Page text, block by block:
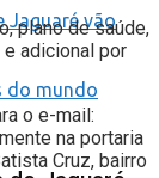
plano de saúde,
adicional por
o e-mail:
na portaria
Cruz, bairro